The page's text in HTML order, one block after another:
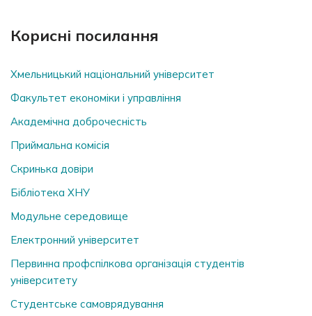
Корисні посилання
Хмельницький національний університет
Факультет економіки і управління
Академічна доброчесність
Приймальна комісія
Скринька довiри
Бібліотека ХНУ
Модульне середовище
Електронний університет
Первинна профспілкова організація студентів
університету
Студентське самоврядування